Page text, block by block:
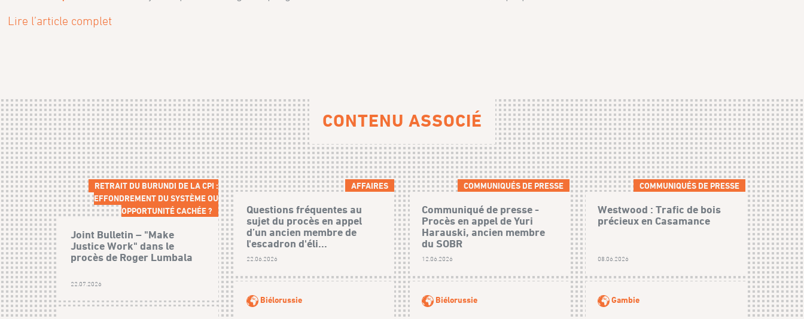
Lire l’article complet
CONTENU ASSOCIÉ
RETRAIT DU BURUNDI DE LA CPI :
EFFONDREMENT DU SYSTÈME OU
OPPORTUNITÉ CACHÉE ?
Joint Bulletin – "Make
Justice Work" dans le
procès de Roger Lumbala
22.07.2026
AFFAIRES
Questions fréquentes au
sujet du procès en appel
d’un ancien membre de
l'escadron d'éli...
22.06.2026
Biélorussie
COMMUNIQUÉS DE PRESSE
Communiqué de presse -
Procès en appel de Yuri
Harauski, ancien membre
du SOBR
12.06.2026
Biélorussie
COMMUNIQUÉS DE PRESSE
Westwood : Trafic de bois
précieux en Casamance
08.06.2026
Gambie